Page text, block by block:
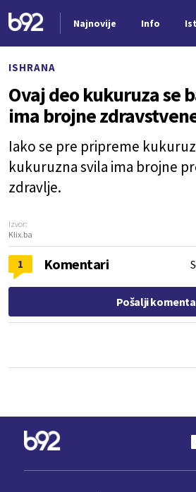
Najnovije Info
ISHRANA
Ovaj deo kukuruza se
ima brojne
Iako se pre pripreme
kukuruzna svila ima brojne
zdravlje.
Izvor:
Klix.ba
1 Komentari
Pošalji